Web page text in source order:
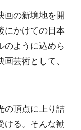
画の新境地を開
にかけての日本
のように込めら
芸術として、
の頂点に上り詰
ける。そんな勧